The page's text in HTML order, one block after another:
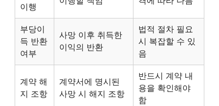
이행
부당이
득 반환
여부
사망 이후 취득한
이익의 반환
법적 절차 필요
시 복잡할 수 있
음
계약 해
지 조항
계약서에 명시된
사망 시 해지 조항
반드시 계약 내
용을 확인해야
함